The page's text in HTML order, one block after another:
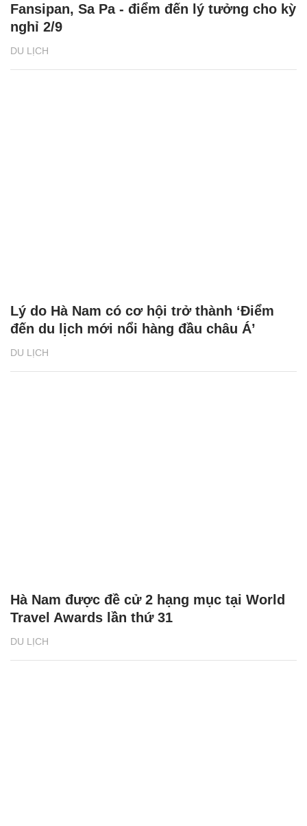
DU LỊCH
Fansipan, Sa Pa - điểm đến lý tưởng cho kỳ
nghỉ 2/9
DU LỊCH
Lý do Hà Nam có cơ hội trở thành ‘Điểm
đến du lịch mới nổi hàng đầu châu Á’
DU LỊCH
Hà Nam được đề cử 2 hạng mục tại World
Travel Awards lần thứ 31